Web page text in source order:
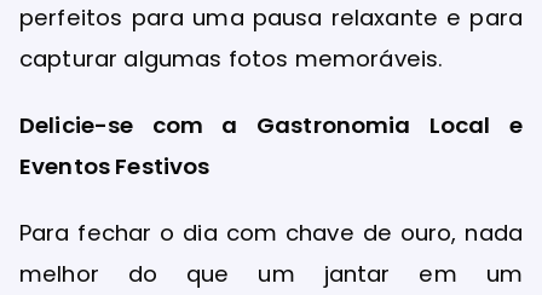
perfeitos para uma pausa relaxante e para
capturar algumas fotos memoráveis.
Delicie-se com a Gastronomia Local e
Eventos Festivos
Para fechar o dia com chave de ouro, nada
melhor do que um jantar em um